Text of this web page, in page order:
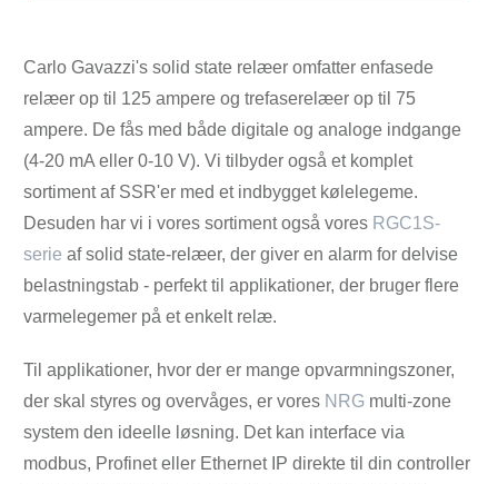
Carlo Gavazzi's solid state relæer omfatter enfasede
relæer op til 125 ampere og trefaserelæer op til 75
ampere. De fås med både digitale og analoge indgange
(4-20 mA eller 0-10 V). Vi tilbyder også et komplet
sortiment af SSR'er med et indbygget kølelegeme.
Desuden har vi i vores sortiment også vores RGC1S-
serie af solid state-relæer, der giver en alarm for delvise
belastningstab - perfekt til applikationer, der bruger flere
varmelegemer på et enkelt relæ.
Til applikationer, hvor der er mange opvarmningszoner,
der skal styres og overvåges, er vores NRG multi-zone
system den ideelle løsning. Det kan interface via
modbus, Profinet eller Ethernet IP direkte til din controller